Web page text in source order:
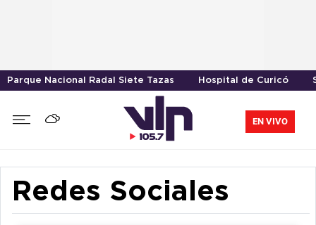
Parque Nacional Radal Siete Tazas Hospital de Curicó
EN VIVO
Redes Sociales